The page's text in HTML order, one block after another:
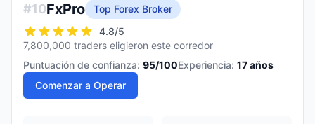
#10FxPro
Top Forex Broker
4.8/5
7,800,000 traders eligieron este corredor
Puntuación de confianza: 95/100Experiencia: 17años
Comenzar a Operar